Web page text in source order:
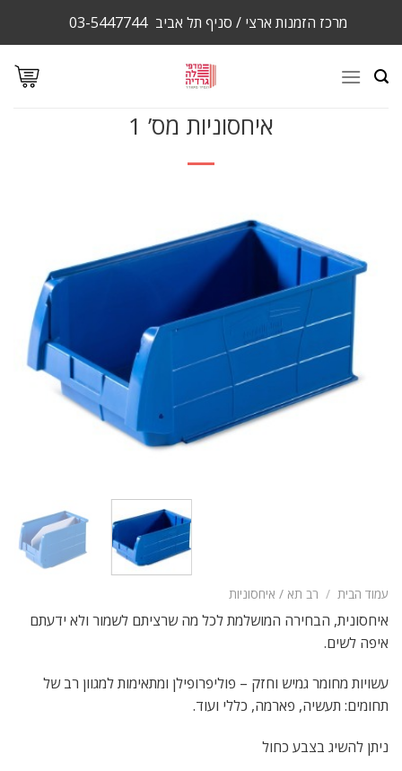
מרכז הזמנות ארצי / סניף תל אביב 03-5447744
איחסוניות מס’ 1
עמוד הבית / רב תא / איחסוניות
איחסונית, הבחירה המושלמת לכל מה שרציתם לשמור ולא ידעתם
איפה לשים.
עשויות מחומר גמיש וחזק – פוליפרופילן ומתאימות למגוון רב של
תחומים: תעשיה, פארמה, כללי ועוד.
ניתן להשיג בצבע כחול